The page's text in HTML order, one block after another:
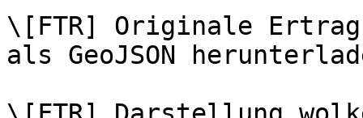
\[FTR] Originale
als GeoJSON